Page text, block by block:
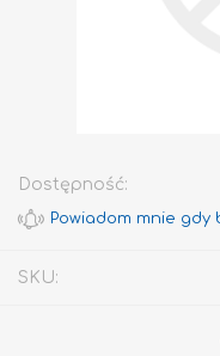
Dostępność:
SKU: